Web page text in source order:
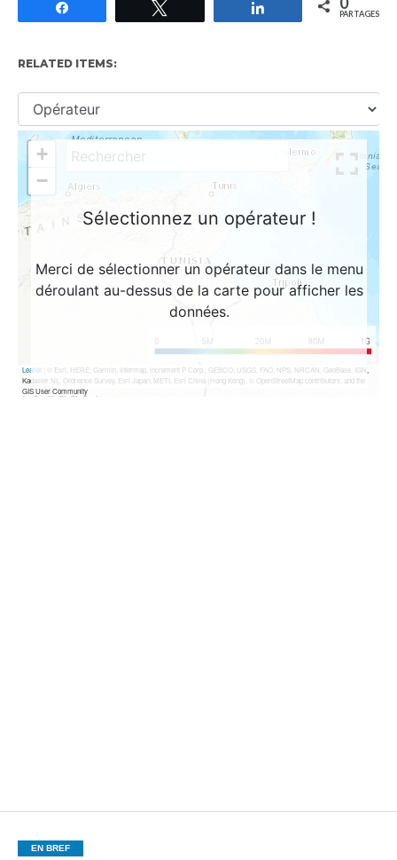
Partagez PARTAGES
RELATED ITEMS:
EN BREF